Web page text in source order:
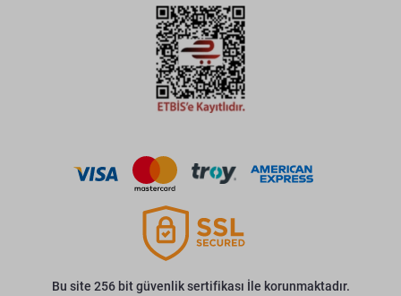
Bu site 256 bit güvenlik sertifikası İle korunmaktadır.